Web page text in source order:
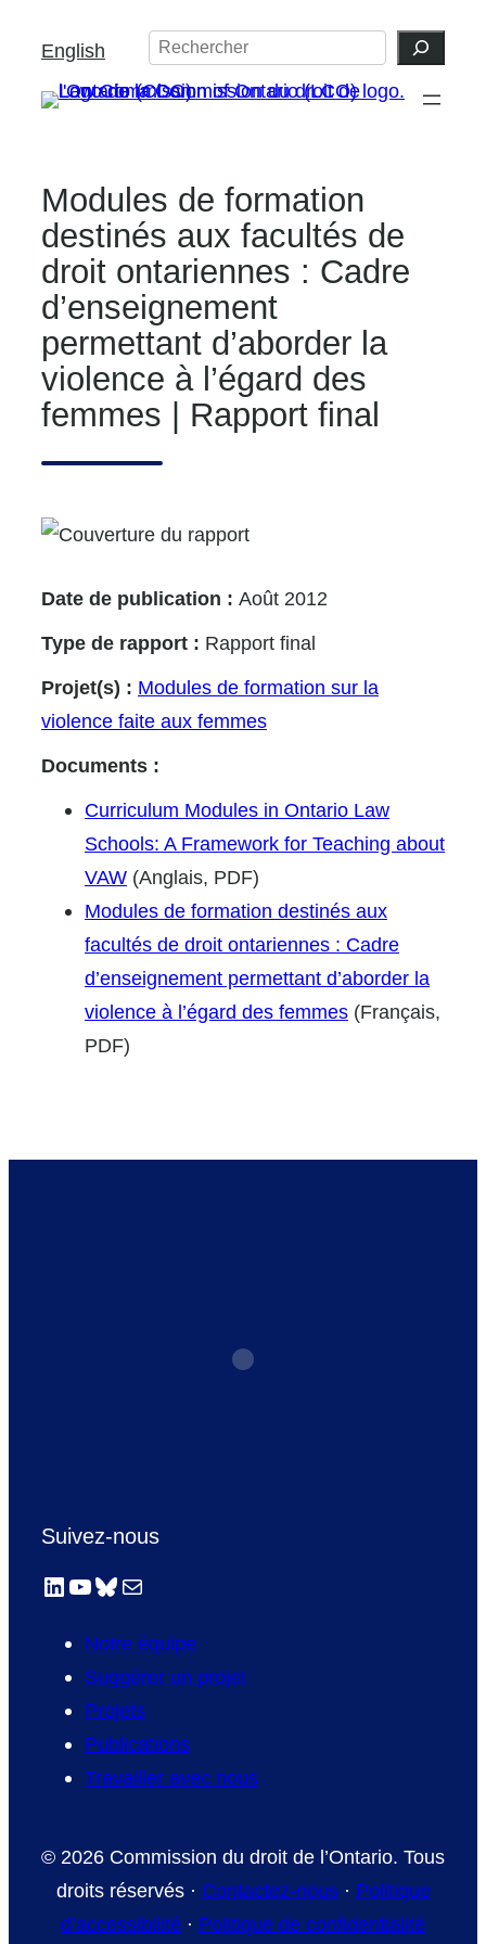
contenu
English Search
Modules de formation
destinés aux facultés de
droit ontariennes : Cadre
d’enseignement
permettant d’aborder la
violence à l’égard des
femmes | Rapport final
Date de publication : Août 2012
Type de rapport : Rapport final
Projet(s) : Modules de formation sur la
violence faite aux femmes
Documents :
Curriculum Modules in Ontario Law
Schools: A Framework for Teaching about
VAW (Anglais, PDF)
Modules de formation destinés aux
facultés de droit ontariennes : Cadre
d’enseignement permettant d’aborder la
violence à l’égard des femmes (Français,
PDF)
Suivez-nous
LinkedIn
YouTube
Bluesky
E-mail
Notre équipe
Suggérer un projet
Projets
Publications
Travailler avec nous
© 2026 Commission du droit de l’Ontario. Tous
droits réservés · Contactez-nous· Politique
d’accessibilité · Politique de confidentialité